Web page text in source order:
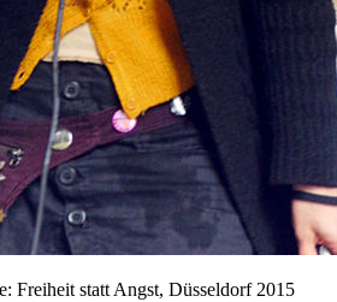
Freiheit statt Angst, Düsseldorf 2015